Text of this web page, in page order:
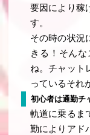
要因により稼
す。
その時の状況
きる！そん
ね。チャット
っているそれ
初心者は通勤チ
軌道に乗るま
勤によりアド